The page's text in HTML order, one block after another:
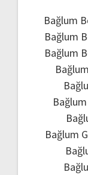
Bağlum
Bağlum
Bağlum
Bağlum